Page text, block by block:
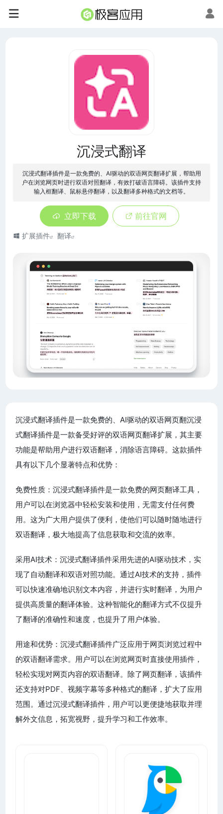
沉浸式翻译
沉浸式翻译插件是一款免费的、AI驱动的双语网页翻译扩展，帮助用
户在浏览网页时进行双语对照翻译，有效打破语言障碍。该插件支持
输入框翻译、鼠标悬停翻译，以及翻译多种格式的文档等。
立即下载 前往官网
扩展插件 翻译
沉浸式翻译插件是一款免费的、AI驱动的双语网页翻沉浸
式翻译插件是一款备受好评的双语网页翻译扩展，其主要
功能是帮助用户进行双语翻译，消除语言障碍。这款插件
具有以下几个显著特点和优势：
免费性质：沉浸式翻译插件是一款免费的网页翻译工具，
用户可以在浏览器中轻松安装和使用，无需支付任何费
用。这为广大用户提供了便利，使他们可以随时随地进行
双语翻译，极大地提高了信息获取和交流的效率。
采用AI技术：沉浸式翻译插件采用先进的AI驱动技术，实
现了自动翻译和双语对照功能。通过AI技术的支持，插件
可以快速准确地识别文本内容，并进行实时翻译，为用户
提供高质量的翻译体验。这种智能化的翻译方式不仅提升
了翻译的准确性和速度，也提升了用户体验。
用途和优势：沉浸式翻译插件广泛应用于网页浏览过程中
的双语翻译需求。用户可以在浏览网页时直接使用插件，
轻松实现对网页内容的双语翻译。除了网页翻译，该插件
还支持对PDF、视频字幕等多种格式的翻译，扩大了应用
范围。通过沉浸式翻译插件，用户可以更便捷地获取并理
解外文信息，拓宽视野，提升学习和工作效率。